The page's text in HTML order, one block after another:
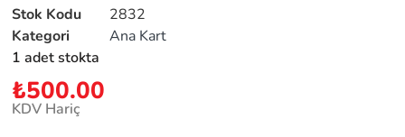
Stok Kodu
2832
Kategori
Ana Kart
1 adet stokta
₺500.00
KDV Hariç